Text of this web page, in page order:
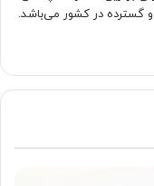
گسترده در کشور می‌باشد.